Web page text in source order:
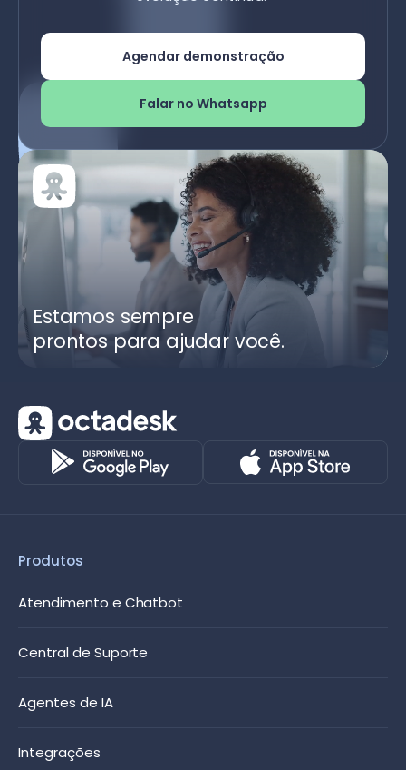
Agendar demonstração
Falar no Whatsapp
Estamos sempre
prontos para ajudar você.
Produtos
Atendimento e Chatbot
Central de Suporte
Agentes de IA
Integrações